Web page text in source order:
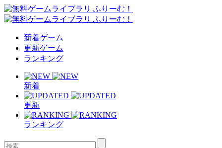
新着ゲーム
更新ゲーム
ランキング
新着
更新
ランキング